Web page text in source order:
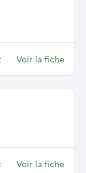
Voir la fiche
Voir la fiche